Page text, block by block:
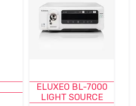
ELUXEO BL-7000
LIGHT SOURCE